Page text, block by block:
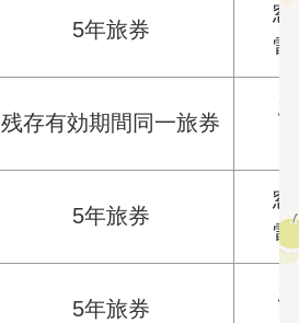
5年旅券
窓
残存有効期間同一旅券
5年旅券
窓
5年旅券